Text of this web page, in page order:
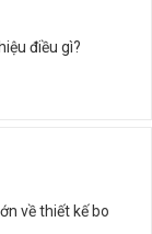
điều gì?
về thiết kế bo